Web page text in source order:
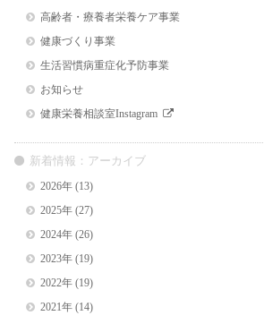
高齢者・療養者栄養ケア事業
健康づくり事業
生活習慣病重症化予防事業
お知らせ
健康栄養相談室Instagram
新着情報：アーカイブ
2026年(13)
2025年(27)
2024年(26)
2023年(19)
2022年(19)
2021年(14)